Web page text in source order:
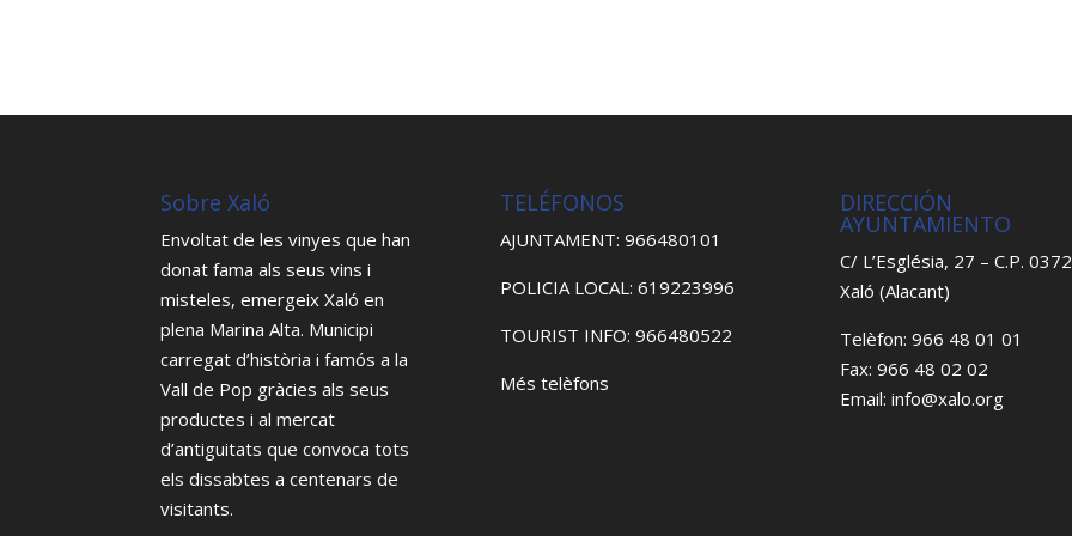
Sobre Xaló
Envoltat de les vinyes que han
donat fama als seus vins i
misteles, emergeix Xaló en
plena Marina Alta. Municipi
carregat d’història i famós a la
Vall de Pop gràcies als seus
productes i al mercat
d’antiguitats que convoca tots
els dissabtes a centenars de
visitants.
TELÉFONOS
AJUNTAMENT: 966480101
POLICIA LOCAL: 619223996
TOURIST INFO: 966480522
Més telèfons
DIRECCIÓN
AYUNTAMIENTO
C/ L’Església, 27 – C.P.
Xaló (Alacant)
Telèfon: 966 48 01 01
Fax: 966 48 02 02
Email: info@xalo.org